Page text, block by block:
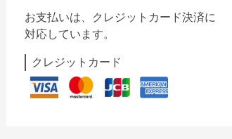
お支払いは、クレジットカード決済に
対応しています。
クレジットカード